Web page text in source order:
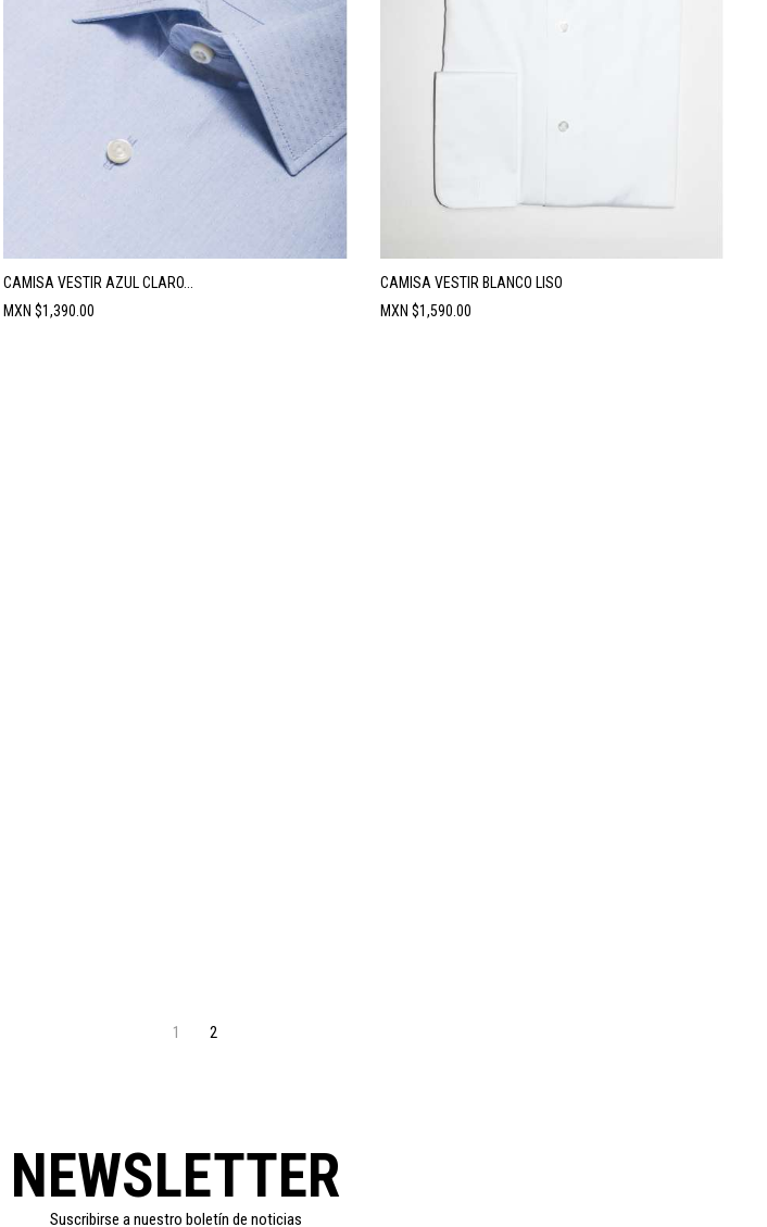
CAMISA VESTIR AZUL CLARO...
Precio
MXN $1,390.00
CAMISA VESTIR BLANCO LISO
Precio
MXN $1,590.00
1 2
NEWSLETTER
Suscribirse a nuestro boletín de noticias